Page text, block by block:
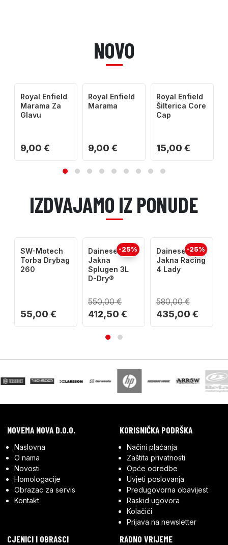
NOVO
Royal Enfield
Marama Za
Glavu
9,00 €
Royal Enfield
Marama
9,00 €
Royal Enfield
Šilterica Core
Cap
15,00 €
IZDVAJAMO IZ PONUDE
SW-Motech
Torba Drybag
260
55,00 €
Dainese
Jakna
Splugen 3L
D-Dry®
550,00 €
412,50 €
-25%
Dainese
Jakna Racing
4 Lady
580,00 €
435,00 €
-25%
NOVEMA NOVA D.O.O.
Naslovna
O nama
Novosti
Homologacije
Obrazac za servis
Kontakt
KORISNIČKA PODRŠKA
Načini plaćanja
Zaštita privatnosti
Opće odredbe
Uvjeti poslovanja
Predugovorna obavijest
Raskid ugovora
Kolačići
Prijava na newsletter
CJENICI I OBRASCI RADNO VRIJEME